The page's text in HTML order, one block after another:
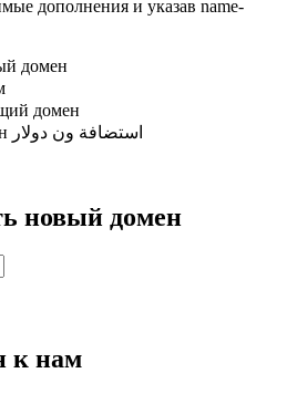
дополнения и указав name-
домен
домен
Использовать субдомен استضافة ون دولار
новый домен
к нам